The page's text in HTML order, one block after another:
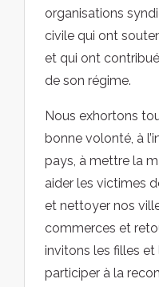
organisations
civile qui ont
et qui ont
de son régime.
Nous exhortons
bonne volonté, à
pays, à mettre la
aider les victimes
et nettoyer nos
commerces et
invitons les filles
participer à la